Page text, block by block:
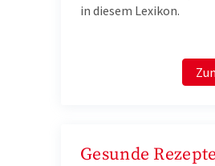
in diesem Lexikon.
Gesunde Rezepte